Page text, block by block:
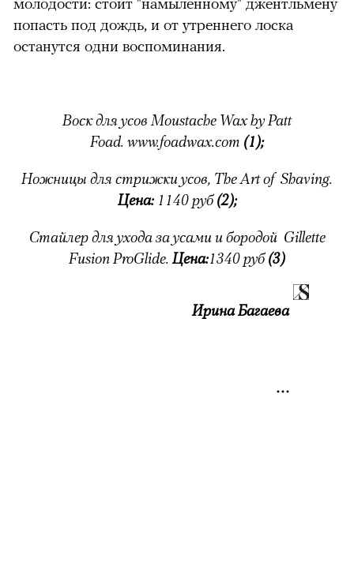
00:00 00:00
попасть под дождь, и от утреннего лоска
останутся одни воспоминания.
Воск для усов Moustache Wax by Patt
Foad. www.foadwax.com (1);
Ножницы для стрижки усов, The Art of Shaving.
Цена: 1140 руб(2);
Стайлер для ухода за усами и бородой Gillette
Fusion ProGlide. Цена:1340 руб(3)
Ирина Багаева